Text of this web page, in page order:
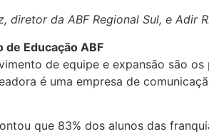
diretor da ABF Regional Sul, e
de Educação ABF
de equipe e expansão são
é uma empresa de
que 83% dos alunos das